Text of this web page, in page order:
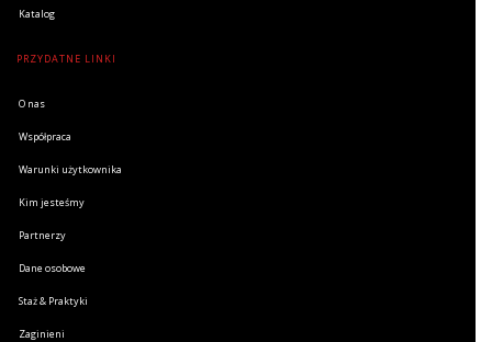
Katalog
PRZYDATNE LINKI
O nas
Współpraca
Warunki użytkownika
Kim jesteśmy
Partnerzy
Dane osobowe
Staż & Praktyki
Zaginieni